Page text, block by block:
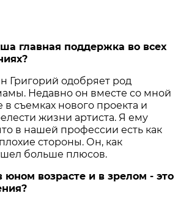
главная поддержка во всех
Григорий одобряет род
Недавно он вместе со мной
в съемках нового проекта и
жизни артиста. Я ему
в нашей профессии есть как
стороны. Он, как
больше плюсов.
возрасте и в зрелом - это